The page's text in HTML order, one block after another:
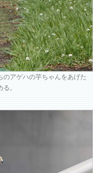
のアゲハの芋ちゃんをあげた
。